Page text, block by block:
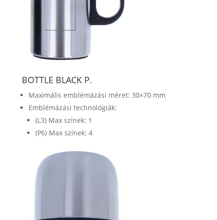
BOTTLE BLACK P.
Maximális emblémázási méret: 30×70 mm
Emblémázási technológiák:
(L3) Max színek: 1
(P6) Max színek: 4